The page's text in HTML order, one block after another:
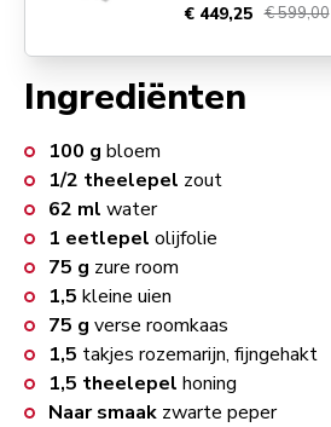
Ingrediënten
100 g bloem
1/2 theelepel zout
62 ml water
1 eetlepel olijfolie
75 g zure room
1,5 kleine uien
75 g verse roomkaas
1,5 takjes rozemarijn, fijngehakt
1,5 theelepel honing
Naar smaak zwarte peper
€ 449,25 € 599,00